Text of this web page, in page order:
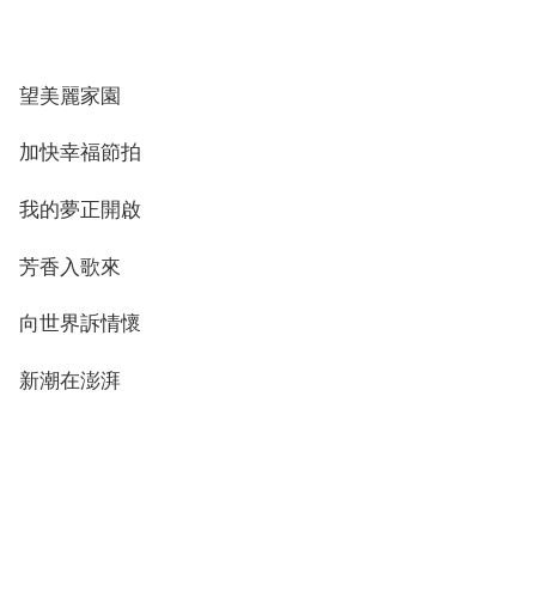
望美麗家園
加快幸福節拍
我的夢正開啟
芳香入歌來
向世界訴情懷
新潮在澎湃